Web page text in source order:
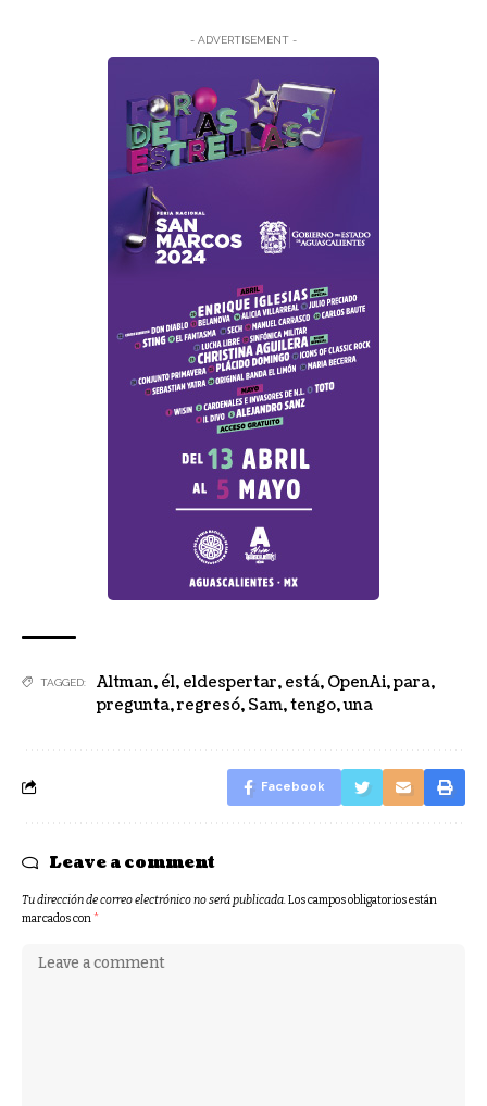
- ADVERTISEMENT -
TAGGED: Altman, él, eldespertar, está, OpenAi,para,
pregunta,regresó, Sam,tengo,una
Facebook
Leave a comment
Tu dirección de correo electrónico no será publicada.Los campos obligatorios están
marcados con*